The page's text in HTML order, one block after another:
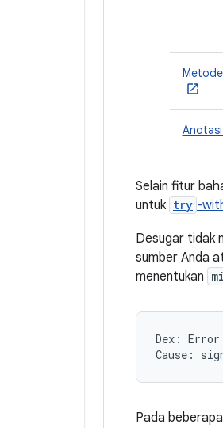
Selain fitur
untuk try -
Desugar tidak
sumber Anda
menentukan
Dex:
Pada